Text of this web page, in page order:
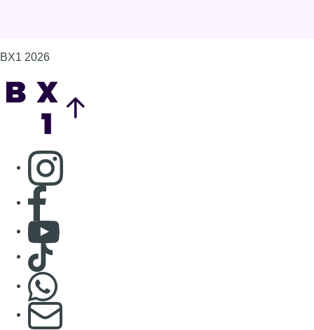
BX1 2026
Consulter page Instagram
Consulter page Facebook
Consulter Youtube
Consulter TikTok
S'abonner à notre newsletter